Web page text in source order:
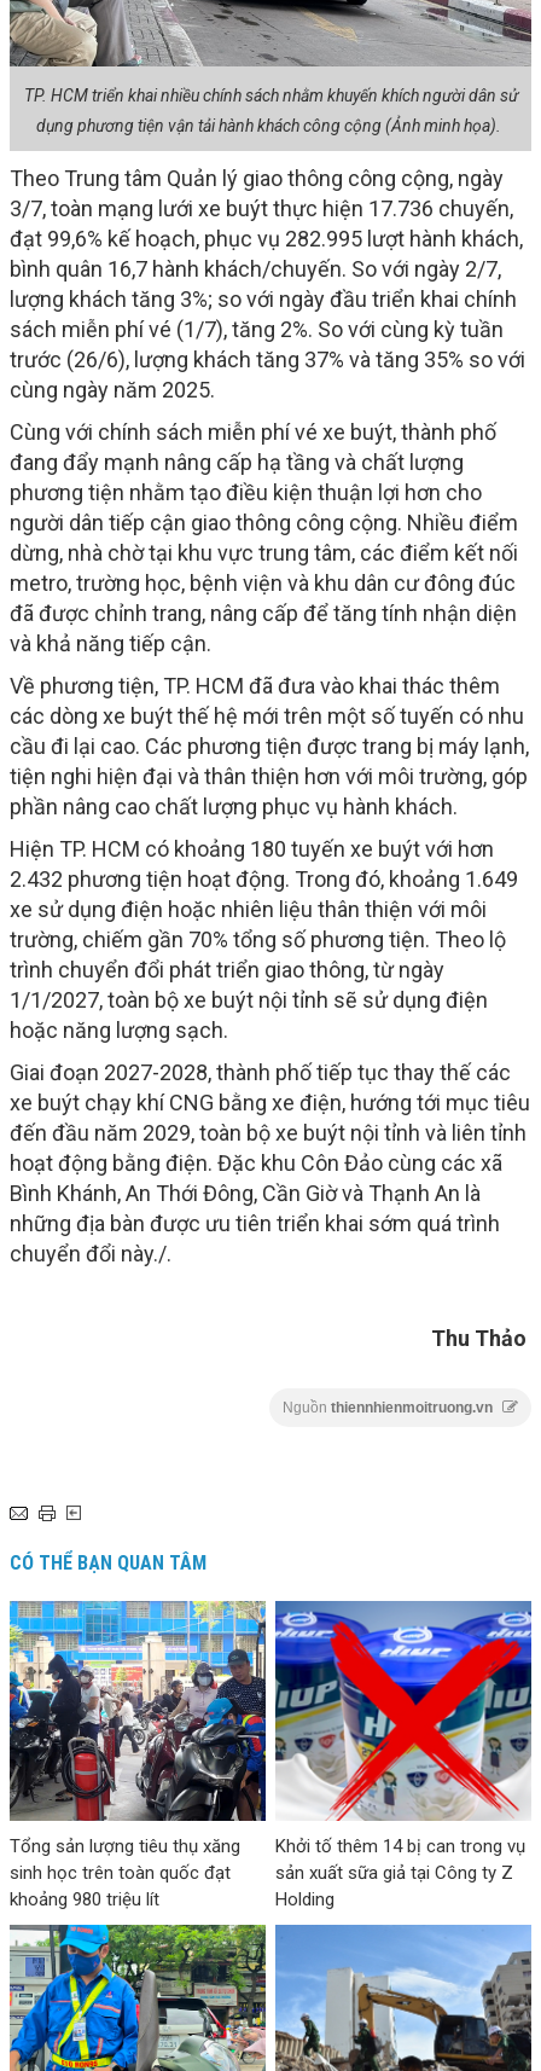
TP. HCM triển khai nhiều chính sách nhằm khuyến khích người dân sử
dụng phương tiện vận tải hành khách công cộng (Ảnh minh họa).
Theo Trung tâm Quản lý giao thông công cộng, ngày
3/7, toàn mạng lưới xe buýt thực hiện 17.736 chuyến,
đạt 99,6% kế hoạch, phục vụ 282.995 lượt hành khách,
bình quân 16,7 hành khách/chuyến. So với ngày 2/7,
lượng khách tăng 3%; so với ngày đầu triển khai chính
sách miễn phí vé (1/7), tăng 2%. So với cùng kỳ tuần
trước (26/6), lượng khách tăng 37% và tăng 35% so với
cùng ngày năm 2025.
Cùng với chính sách miễn phí vé xe buýt, thành phố
đang đẩy mạnh nâng cấp hạ tầng và chất lượng
phương tiện nhằm tạo điều kiện thuận lợi hơn cho
người dân tiếp cận giao thông công cộng. Nhiều điểm
dừng, nhà chờ tại khu vực trung tâm, các điểm kết nối
metro, trường học, bệnh viện và khu dân cư đông đúc
đã được chỉnh trang, nâng cấp để tăng tính nhận diện
và khả năng tiếp cận.
Về phương tiện, TP. HCM đã đưa vào khai thác thêm
các dòng xe buýt thế hệ mới trên một số tuyến có nhu
cầu đi lại cao. Các phương tiện được trang bị máy lạnh,
tiện nghi hiện đại và thân thiện hơn với môi trường, góp
phần nâng cao chất lượng phục vụ hành khách.
Hiện TP. HCM có khoảng 180 tuyến xe buýt với hơn
2.432 phương tiện hoạt động. Trong đó, khoảng 1.649
xe sử dụng điện hoặc nhiên liệu thân thiện với môi
trường, chiếm gần 70% tổng số phương tiện. Theo lộ
trình chuyển đổi phát triển giao thông, từ ngày
1/1/2027, toàn bộ xe buýt nội tỉnh sẽ sử dụng điện
hoặc năng lượng sạch.
Giai đoạn 2027-2028, thành phố tiếp tục thay thế các
xe buýt chạy khí CNG bằng xe điện, hướng tới mục tiêu
đến đầu năm 2029, toàn bộ xe buýt nội tỉnh và liên tỉnh
hoạt động bằng điện. Đặc khu Côn Đảo cùng các xã
Bình Khánh, An Thới Đông, Cần Giờ và Thạnh An là
những địa bàn được ưu tiên triển khai sớm quá trình
chuyển đổi này./.
Thu Thảo
Nguồn thiennhienmoitruong.vn
CÓ THỂ BẠN QUAN TÂM
Tổng sản lượng tiêu thụ xăng
sinh học trên toàn quốc đạt
khoảng 980 triệu lít
Khởi tố thêm 14 bị can trong vụ
sản xuất sữa giả tại Công ty Z
Holding